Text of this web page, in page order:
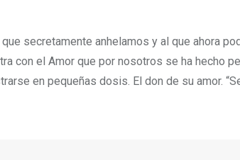
secretamente anhelamos y al que ahora
con el Amor que por nosotros se ha hecho
en pequeñas dosis. El don de su amor.